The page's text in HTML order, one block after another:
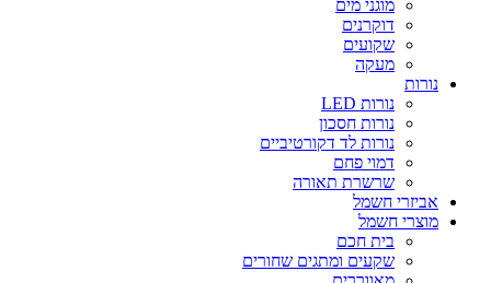
מוגני מים
דוקרנים
שקועים
מעקה
נורות
נורות LED
נורות חסכון
נורות לד דקורטיביים
דמוי פחם
שרשרת תאורה
אביזרי חשמל
מוצרי חשמל
בית חכם
שקעים ומתגים שחורים